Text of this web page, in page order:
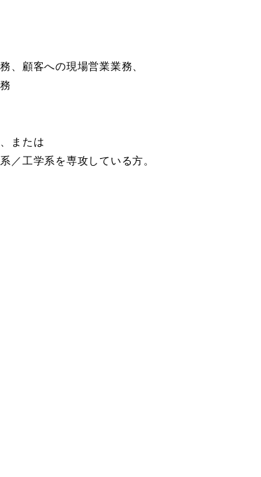
、顧客への現場営業業務、
または
／工学系を専攻している方。